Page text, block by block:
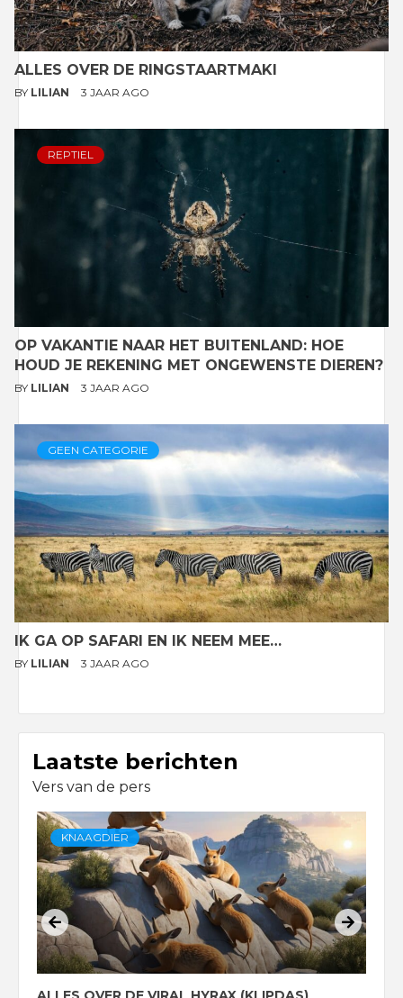
ALLES OVER DE RINGSTAARTMAKI
BY LILIAN 3 JAAR AGO
REPTIEL
OP VAKANTIE NAAR HET BUITENLAND: HOE
HOUD JE REKENING MET ONGEWENSTE DIEREN?
BY LILIAN 3 JAAR AGO
GEEN CATEGORIE
IK GA OP SAFARI EN IK NEEM MEE…
BY LILIAN 3 JAAR AGO
Laatste berichten
Vers van de pers
KNAAGDIER